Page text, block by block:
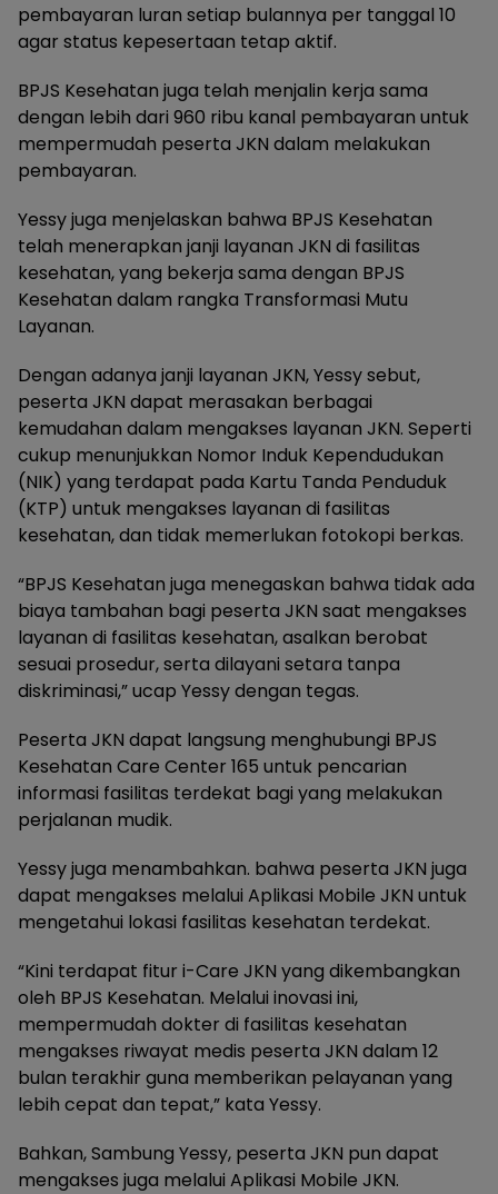
pembayaran luran setiap bulannya per tanggal 10
agar status kepesertaan tetap aktif.
BPJS Kesehatan juga telah menjalin kerja sama
dengan lebih dari 960 ribu kanal pembayaran untuk
mempermudah peserta JKN dalam melakukan
pembayaran.
Yessy juga menjelaskan bahwa BPJS Kesehatan
telah menerapkan janji layanan JKN di fasilitas
kesehatan, yang bekerja sama dengan BPJS
Kesehatan dalam rangka Transformasi Mutu
Layanan.
Dengan adanya janji layanan JKN, Yessy sebut,
peserta JKN dapat merasakan berbagai
kemudahan dalam mengakses layanan JKN. Seperti
cukup menunjukkan Nomor Induk Kependudukan
(NIK) yang terdapat pada Kartu Tanda Penduduk
(KTP) untuk mengakses layanan di fasilitas
kesehatan, dan tidak memerlukan fotokopi berkas.
“BPJS Kesehatan juga menegaskan bahwa tidak ada
biaya tambahan bagi peserta JKN saat mengakses
layanan di fasilitas kesehatan, asalkan berobat
sesuai prosedur, serta dilayani setara tanpa
diskriminasi,” ucap Yessy dengan tegas.
Peserta JKN dapat langsung menghubungi BPJS
Kesehatan Care Center 165 untuk pencarian
informasi fasilitas terdekat bagi yang melakukan
perjalanan mudik.
Yessy juga menambahkan. bahwa peserta JKN juga
dapat mengakses melalui Aplikasi Mobile JKN untuk
mengetahui lokasi fasilitas kesehatan terdekat.
“Kini terdapat fitur i-Care JKN yang dikembangkan
oleh BPJS Kesehatan. Melalui inovasi ini,
mempermudah dokter di fasilitas kesehatan
mengakses riwayat medis peserta JKN dalam 12
bulan terakhir guna memberikan pelayanan yang
lebih cepat dan tepat,” kata Yessy.
Bahkan, Sambung Yessy, peserta JKN pun dapat
mengakses juga melalui Aplikasi Mobile JKN.